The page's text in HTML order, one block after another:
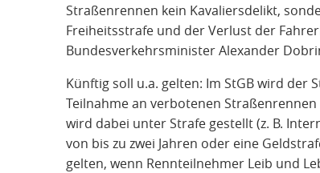
Straßenrennen kein Kavaliersdelikt,
Freiheitsstrafe und der Verlust der
Bundesverkehrsminister Alexander
Künftig soll u.a. gelten: Im StGB wird
Teilnahme an verbotenen
wird dabei unter Strafe gestellt (z. B.
von bis zu zwei Jahren oder eine
gelten, wenn Rennteilnehmer Leib und